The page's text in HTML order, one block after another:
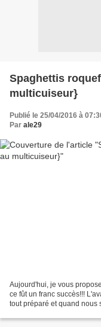
Spaghettis
multicuiseur}
Publié le 25/04/2016 à
Par ale29
Aujourd'hui, je vous
ce fût un franc succès!!!
tout préparé et quand nous